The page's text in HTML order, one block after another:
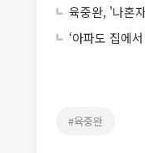
육중완, '나혼
‘아파도 집에
#육중완